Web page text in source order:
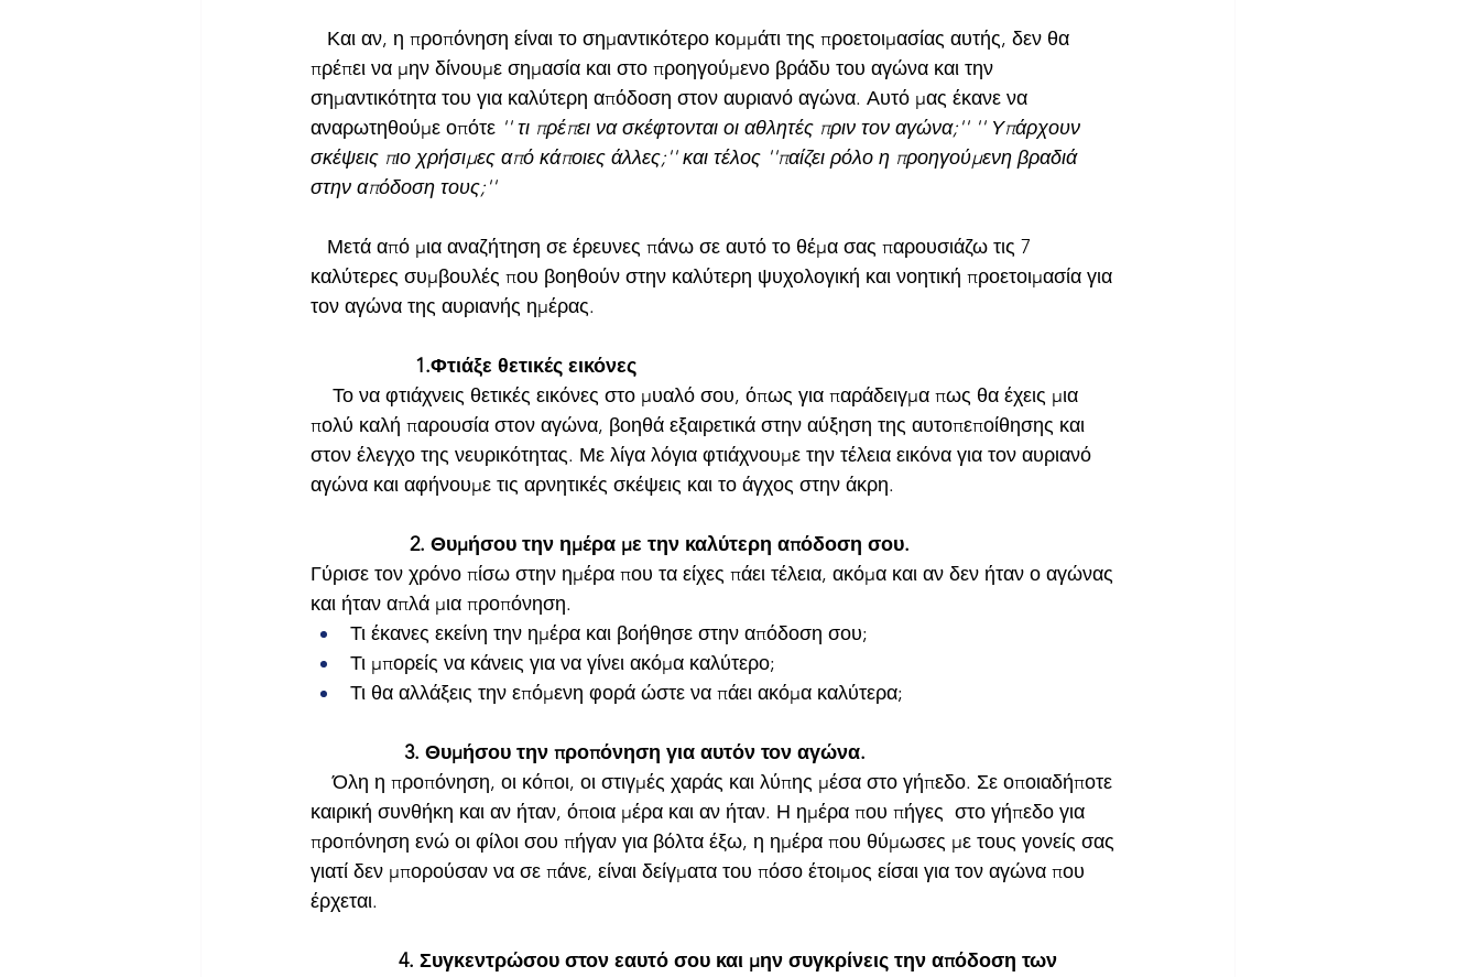
Και αν, η προπόνηση είναι το σημαντικότερο κομμάτι της προετοιμασίας αυτής, δεν θα
πρέπει να μην δίνουμε σημασία και στο προηγούμενο βράδυ του αγώνα και την
σημαντικότητα του για καλύτερη απόδοση στον αυριανό αγώνα. Αυτό μας έκανε να
αναρωτηθούμε οπότε '' τι πρέπει να σκέφτονται οι αθλητές πριν τον αγώνα;'' '' Υπάρχουν
σκέψεις πιο χρήσιμες από κάποιες άλλες;'' και τέλος ''παίζει ρόλο η προηγούμενη βραδιά
στην απόδοση τους;''
Μετά από μια αναζήτηση σε έρευνες πάνω σε αυτό το θέμα σας παρουσιάζω τις 7
καλύτερες συμβουλές που βοηθούν στην καλύτερη ψυχολογική και νοητική προετοιμασία για
τον αγώνα της αυριανής ημέρας.
1.Φτιάξε θετικές εικόνες
Το να φτιάχνεις θετικές εικόνες στο μυαλό σου, όπως για παράδειγμα πως θα έχεις μια
πολύ καλή παρουσία στον αγώνα, βοηθά εξαιρετικά στην αύξηση της αυτοπεποίθησης και
στον έλεγχο της νευρικότητας. Με λίγα λόγια φτιάχνουμε την τέλεια εικόνα για τον αυριανό
αγώνα και αφήνουμε τις αρνητικές σκέψεις και το άγχος στην άκρη.
2. Θυμήσου την ημέρα με την καλύτερη απόδοση σου.
Γύρισε τον χρόνο πίσω στην ημέρα που τα είχες πάει τέλεια, ακόμα και αν δεν ήταν ο αγώνας
και ήταν απλά μια προπόνηση.
Τι έκανες εκείνη την ημέρα και βοήθησε στην απόδοση σου;
Τι μπορείς να κάνεις για να γίνει ακόμα καλύτερο;
Τι θα αλλάξεις την επόμενη φορά ώστε να πάει ακόμα καλύτερα;
3. Θυμήσου την προπόνηση για αυτόν τον αγώνα.
Όλη η προπόνηση, οι κόποι, οι στιγμές χαράς και λύπης μέσα στο γήπεδο. Σε οποιαδήποτε
καιρική συνθήκη και αν ήταν, όποια μέρα και αν ήταν. Η ημέρα που πήγες  στο γήπεδο για
προπόνηση ενώ οι φίλοι σου πήγαν για βόλτα έξω, η ημέρα που θύμωσες με τους γονείς σας
γιατί δεν μπορούσαν να σε πάνε, είναι δείγματα του πόσο έτοιμος είσαι για τον αγώνα που
έρχεται.
4. Συγκεντρώσου στον εαυτό σου και μην συγκρίνεις την απόδοση των